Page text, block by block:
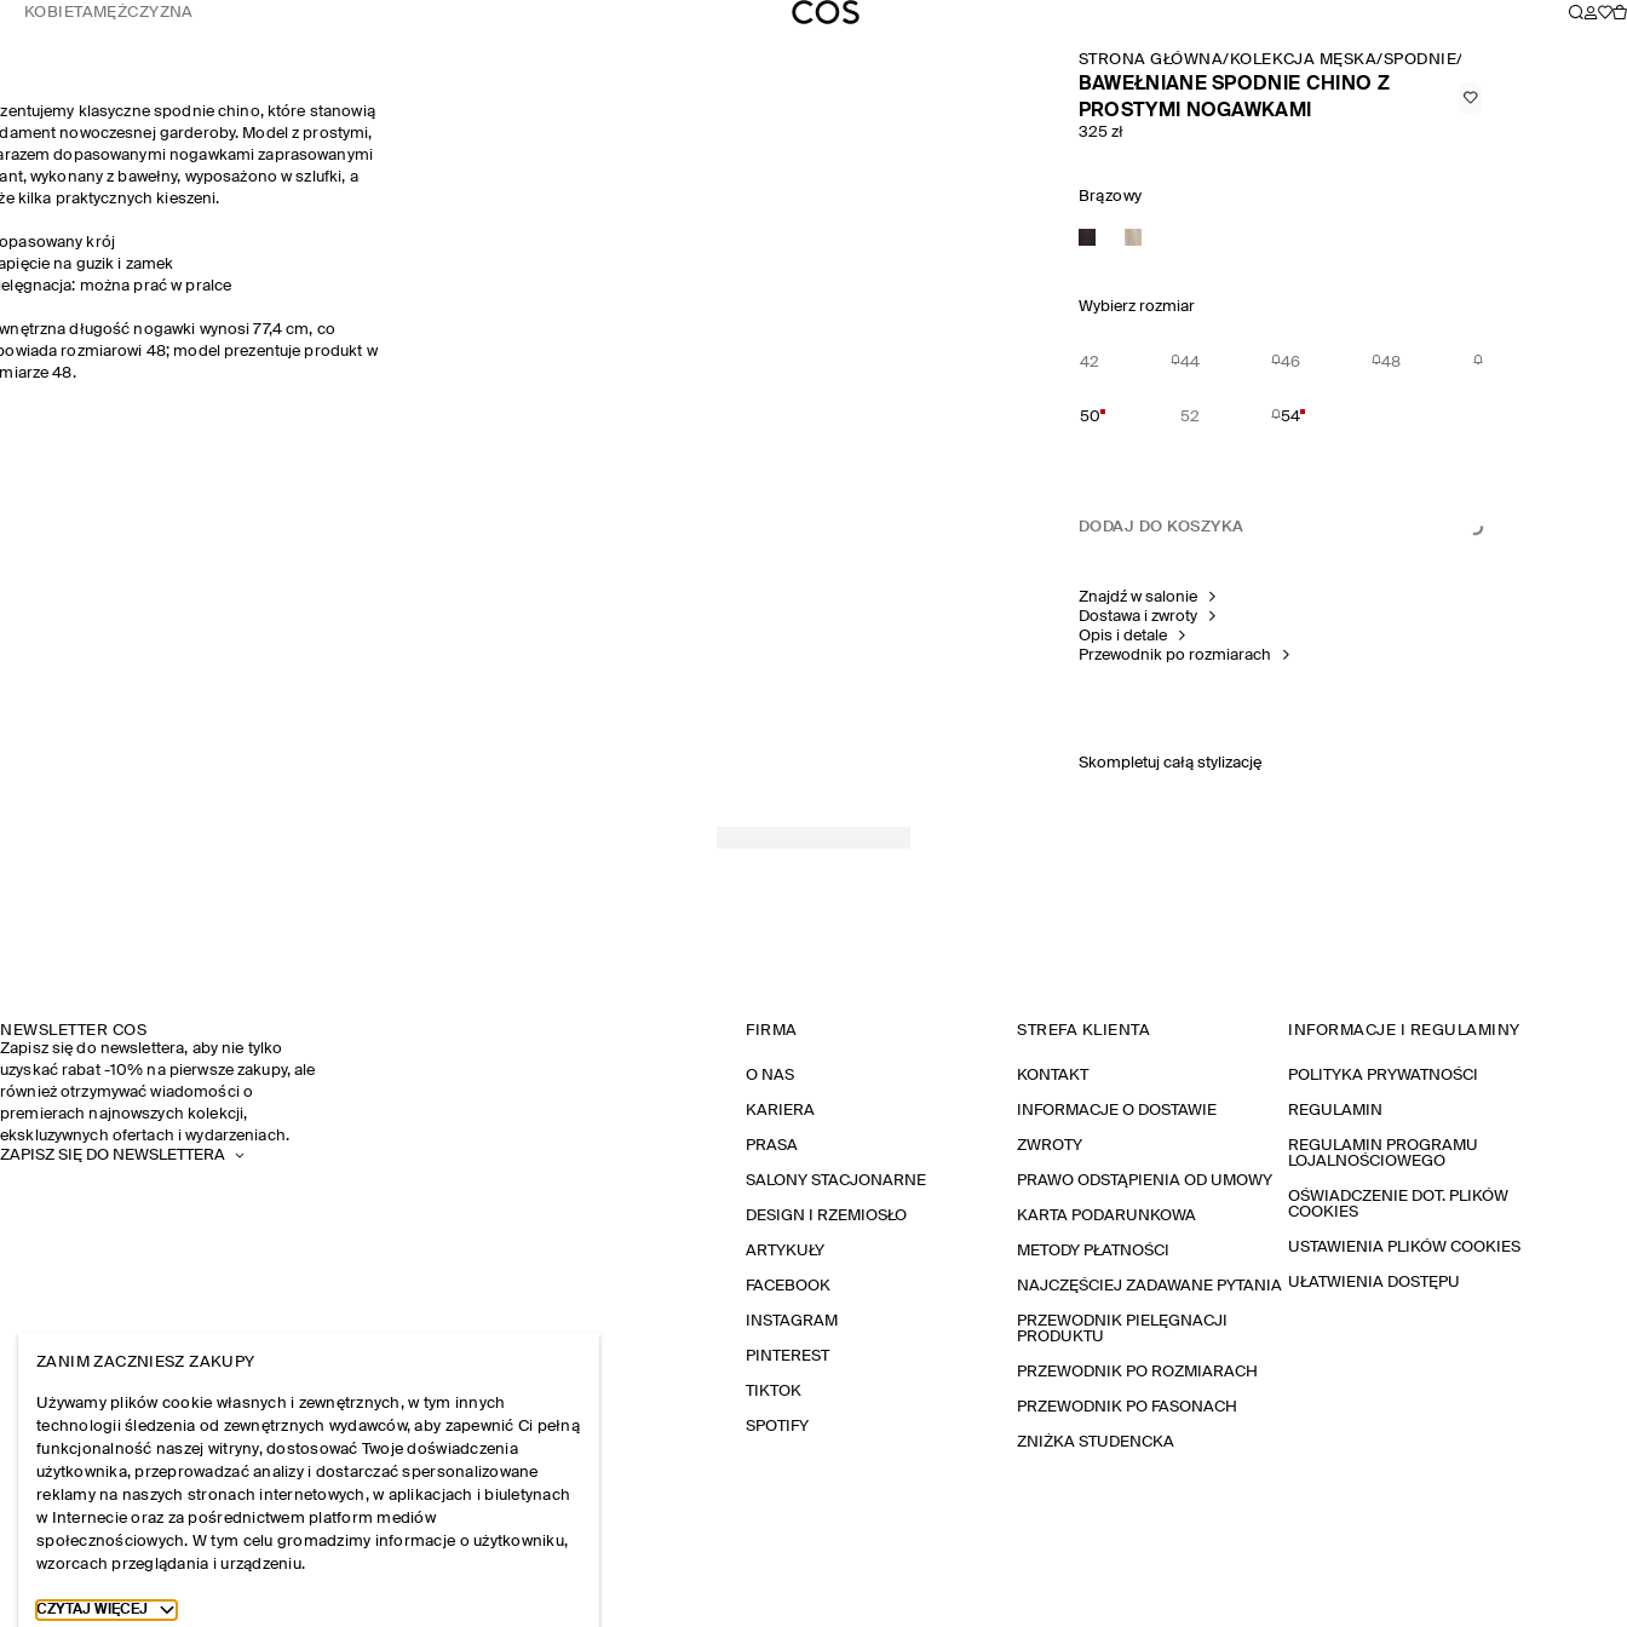
KOBIETA MĘŻCZYZNA
klasyczne spodnie chino, które stanowią
nowoczesnej garderoby. Model z prostymi,
dopasowanymi nogawkami zaprasowanymi
wykonany z bawełny, wyposażono w szlufki, a
kilka praktycznych kieszeni.
krój
na guzik i zamek
można prać w pralce
długość nogawki wynosi 77,4 cm, co
rozmiarowi 48; model prezentuje produkt w
48.
STRONA GŁÓWNA/ KOLEKCJA MĘSKA/SPODNIE/
BAWEŁNIANE SPODNIE CHINO Z
PROSTYMI NOGAWKAMI
325 zł
Brązowy
Wybierz rozmiar
42 44 46 48
50 52 54
DODAJ DO KOSZYKA
Znajdź w salonie
Dostawa i zwroty
Opis i detale
Przewodnik po rozmiarach
Skompletuj całą stylizację
NEWSLETTER COS
Zapisz się do newslettera, aby nie tylko
uzyskać rabat -10% na pierwsze zakupy, ale
również otrzymywać wiadomości o
premierach najnowszych kolekcji,
ekskluzywnych ofertach i wydarzeniach.
ZAPISZ SIĘ DO NEWSLETTERA
FIRMA
O NAS
KARIERA
PRASA
SALONY STACJONARNE
DESIGN I RZEMIOSŁO
ARTYKUŁY
FACEBOOK
INSTAGRAM
PINTEREST
TIKTOK
SPOTIFY
STREFA KLIENTA
KONTAKT
INFORMACJE O DOSTAWIE
ZWROTY
PRAWO ODSTĄPIENIA OD UMOWY
KARTA PODARUNKOWA
METODY PŁATNOŚCI
NAJCZĘŚCIEJ ZADAWANE PYTANIA
PRZEWODNIK PIELĘGNACJI
PRODUKTU
PRZEWODNIK PO ROZMIARACH
PRZEWODNIK PO FASONACH
ZNIŻKA STUDENCKA
INFORMACJE I REGULAMINY
POLITYKA PRYWATNOŚCI
REGULAMIN
REGULAMIN PROGRAMU
LOJALNOŚCIOWEGO
OŚWIADCZENIE DOT. PLIKÓW
COOKIES
USTAWIENIA PLIKÓW COOKIES
UŁATWIENIA DOSTĘPU
ZANIM ZACZNIESZ ZAKUPY
Używamy plików cookie własnych i zewnętrznych, w tym innych
technologii śledzenia od zewnętrznych wydawców, aby zapewnić Ci pełną
funkcjonalność naszej witryny, dostosować Twoje doświadczenia
użytkownika, przeprowadzać analizy i dostarczać spersonalizowane
reklamy na naszych stronach internetowych, w aplikacjach i biuletynach
w Internecie oraz za pośrednictwem platform mediów
społecznościowych. W tym celu gromadzimy informacje o użytkowniku,
wzorcach przeglądania i urządzeniu.
Toggle more cookie information
CZYTAJ WIĘCEJ